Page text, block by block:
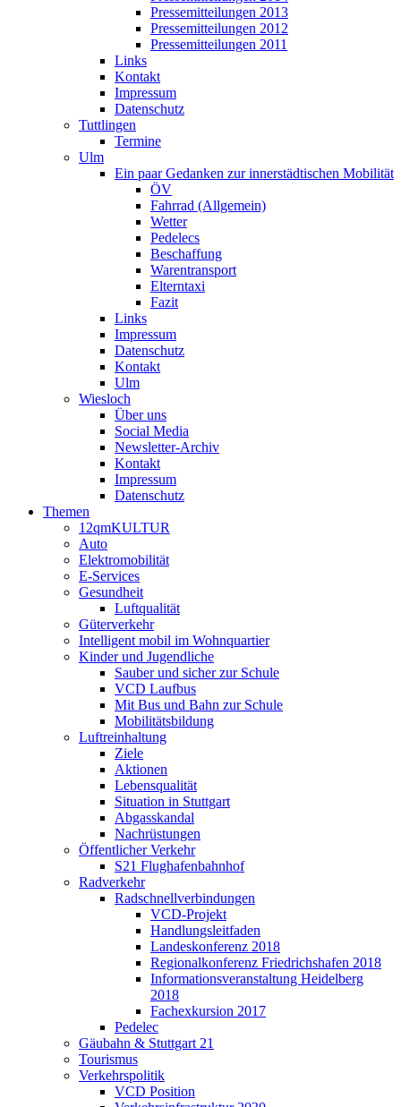
Pressemitteilungen 2013
Pressemitteilungen 2012
Pressemitteilungen 2011
Links
Kontakt
Impressum
Datenschutz
Tuttlingen
Termine
Ulm
Ein paar Gedanken zur innerstädtischen Mobilität
ÖV
Fahrrad (Allgemein)
Wetter
Pedelecs
Beschaffung
Warentransport
Elterntaxi
Fazit
Links
Impressum
Datenschutz
Kontakt
Ulm
Wiesloch
Über uns
Social Media
Newsletter-Archiv
Kontakt
Impressum
Datenschutz
Themen
12qmKULTUR
Auto
Elektromobilität
E-Services
Gesundheit
Luftqualität
Güterverkehr
Intelligent mobil im Wohnquartier
Kinder und Jugendliche
Sauber und sicher zur Schule
VCD Laufbus
Mit Bus und Bahn zur Schule
Mobilitätsbildung
Luftreinhaltung
Ziele
Aktionen
Lebensqualität
Situation in Stuttgart
Abgasskandal
Nachrüstungen
Öffentlicher Verkehr
S21 Flughafenbahnhof
Radverkehr
Radschnellverbindungen
VCD-Projekt
Handlungsleitfaden
Landeskonferenz 2018
Regionalkonferenz Friedrichshafen 2018
Informationsveranstaltung Heidelberg
2018
Fachexkursion 2017
Pedelec
Gäubahn & Stuttgart 21
Tourismus
Verkehrspolitik
VCD Position